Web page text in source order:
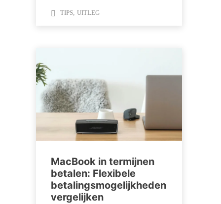
TIPS, UITLEG
MacBook in termijnen
betalen: Flexibele
betalingsmogelijkheden
vergelijken